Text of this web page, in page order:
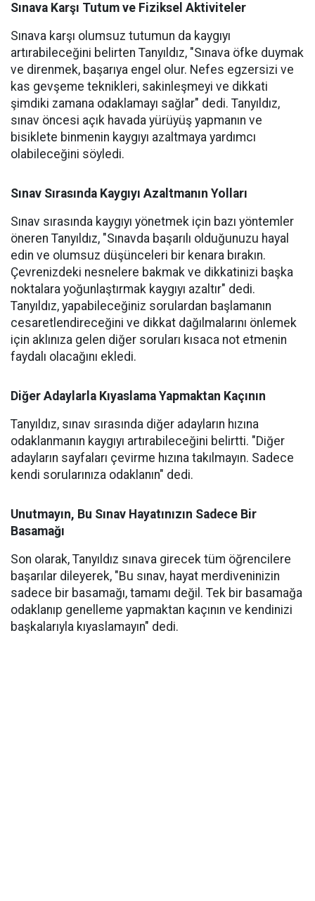
Sınava Karşı Tutum ve Fiziksel Aktiviteler
Sınava karşı olumsuz tutumun da kaygıyı
artırabileceğini belirten Tanyıldız, "Sınava öfke duymak
ve direnmek, başarıya engel olur. Nefes egzersizi ve
kas gevşeme teknikleri, sakinleşmeyi ve dikkati
şimdiki zamana odaklamayı sağlar" dedi. Tanyıldız,
sınav öncesi açık havada yürüyüş yapmanın ve
bisiklete binmenin kaygıyı azaltmaya yardımcı
olabileceğini söyledi.
Sınav Sırasında Kaygıyı Azaltmanın Yolları
Sınav sırasında kaygıyı yönetmek için bazı yöntemler
öneren Tanyıldız, "Sınavda başarılı olduğunuzu hayal
edin ve olumsuz düşünceleri bir kenara bırakın.
Çevrenizdeki nesnelere bakmak ve dikkatinizi başka
noktalara yoğunlaştırmak kaygıyı azaltır" dedi.
Tanyıldız, yapabileceğiniz sorulardan başlamanın
cesaretlendireceğini ve dikkat dağılmalarını önlemek
için aklınıza gelen diğer soruları kısaca not etmenin
faydalı olacağını ekledi.
Diğer Adaylarla Kıyaslama Yapmaktan Kaçının
Tanyıldız, sınav sırasında diğer adayların hızına
odaklanmanın kaygıyı artırabileceğini belirtti. "Diğer
adayların sayfaları çevirme hızına takılmayın. Sadece
kendi sorularınıza odaklanın" dedi.
Unutmayın, Bu Sınav Hayatınızın Sadece Bir
Basamağı
Son olarak, Tanyıldız sınava girecek tüm öğrencilere
başarılar dileyerek, "Bu sınav, hayat merdiveninizin
sadece bir basamağı, tamamı değil. Tek bir basamağa
odaklanıp genelleme yapmaktan kaçının ve kendinizi
başkalarıyla kıyaslamayın" dedi.